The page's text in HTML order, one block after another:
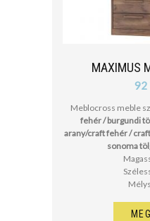
MAXIMUS
92
Meblocross meble
fehér / burgundi
arany/craft fehér /
sonoma